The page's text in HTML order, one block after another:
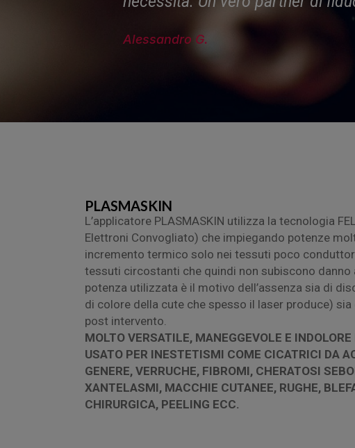
Alessandro G.
PLASMASKIN
L’applicatore PLASMASKIN utilizza la tecnologia
Elettroni Convogliato) che impiegando potenze
incremento termico solo nei tessuti poco
tessuti circostanti che quindi non subiscono danno
potenza utilizzata è il motivo dell’assenza sia di
di colore della cute che spesso il laser produce) sia
post intervento.
MOLTO VERSATILE, MANEGGEVOLE E INDOLORE
USATO PER INESTETISMI COME CICATRICI DA
GENERE, VERRUCHE, FIBROMI, CHERATOSI
XANTELASMI, MACCHIE CUTANEE, RUGHE,
CHIRURGICA, PEELING ECC.